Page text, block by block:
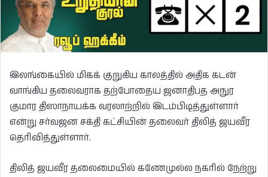
இலங்கையில் மிகக் குறுகிய காலத்தில் அதிக கடன்
வாங்கிய தலைவராக தற்போதைய ஜனாதிபத அநுர
குமார திஸாநாயக்க வரலாற்றில் இடம்பிடித்துள்ளார்
என்று சர்வஜன சக்தி கட்சியின் தலைவர் திலித் ஜயவீர
தெரிவித்துள்ளார்.
திலித் ஜயவீர தலைமையில் கணேமுல்ல நகரில் நேற்று